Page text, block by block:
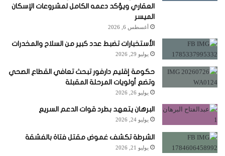
العقاري ويؤكد دعمه الكامل لمشروعات الإسكان
الميسر
أغسطس 6, 2026
الأستخبارات تضبط عدد كبير من السلاح والمخدرات
يوليو 29, 2026
حكومة إقليم دارفور تبحث تعافي القطاع الصحي
وتضع أولويات المرحلة المقبلة
يوليو 26, 2026
البرهان يتعهد بطرد قوات الدعم السريع
يوليو 24, 2026
الشرطة تكشف غموض مقتل فتاة بالفشقة
يوليو 21, 2026